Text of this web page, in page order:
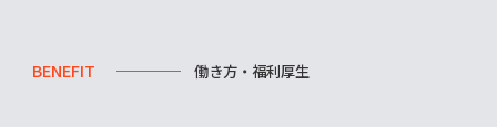
BENEFIT 働き方・福利厚生